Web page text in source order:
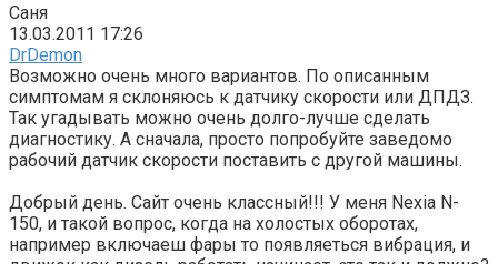
Саня
13.03.2011 17:26
DrDemon
Возможно очень много вариантов. По описанным
симптомам я склоняюсь к датчику скорости или ДПДЗ.
Так угадывать можно очень долго-лучше сделать
диагностику. А сначала, просто попробуйте заведомо
рабочий датчик скорости поставить с другой машины.
Добрый день. Сайт очень классный!!! У меня Nexia N-
150, и такой вопрос, когда на холостых оборотах,
например включаеш фары то появляеться вибрация, и